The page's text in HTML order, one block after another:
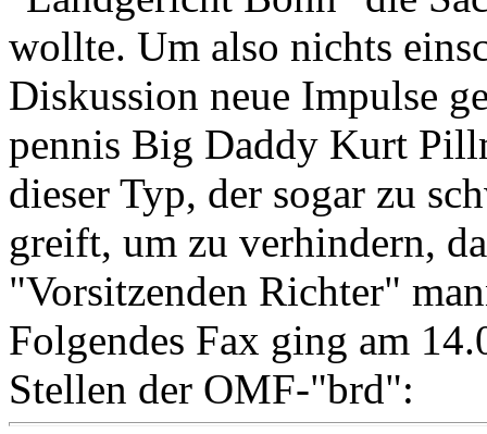
wollte. Um also nichts
Diskussion neue Impulse
pennis Big Daddy Kurt
dieser Typ, der sogar zu
greift, um zu verhindern,
"Vorsitzenden Richter"
Folgendes Fax ging am
Stellen der OMF-"brd":